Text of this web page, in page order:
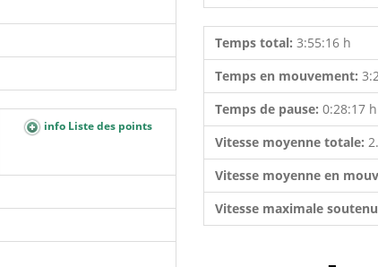
info Liste des points
Temps total: 3:55:16 h
Temps en mouvement:
Temps de pause: 0:28:17 h
Vitesse moyenne totale:
Vitesse moyenne en
Vitesse maximale